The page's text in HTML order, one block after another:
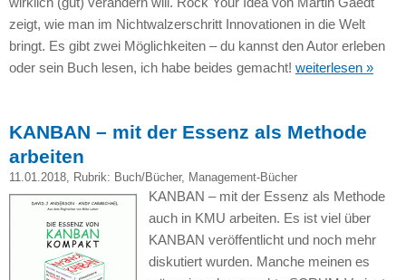
zeigt, wie man im Nichtwalzerschritt Innovationen in die Welt
bringt. Es gibt zwei Möglichkeiten – du kannst den Autor erleben
oder sein Buch lesen, ich habe beides gemacht! weiterlesen »
KANBAN – mit der Essenz als Methode
arbeiten
11.01.2018, Rubrik: Buch/Bücher, Management-Bücher
KANBAN – mit der Essenz als Methode
auch in KMU arbeiten. Es ist viel über
KANBAN veröffentlicht und noch mehr
diskutiert wurden. Manche meinen es